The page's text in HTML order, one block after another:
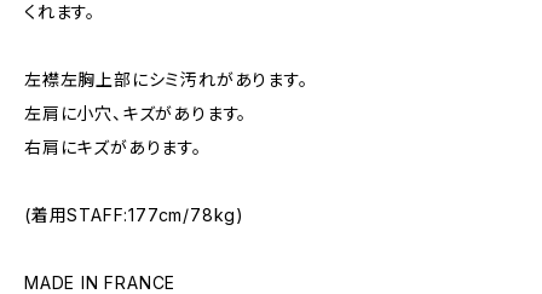
くれます。
左襟左胸上部にシミ汚れがあります。
左肩に小穴、キズがあります。
右肩にキズがあります。
(着用STAFF:177cm/78kg)
MADE IN FRANCE